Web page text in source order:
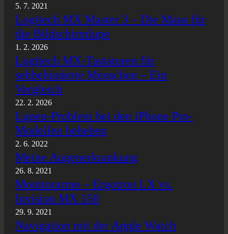
5. 7. 2021
Logitech MX Master 3 – Die Maus für
die Bildschirmlupe
1. 2. 2026
Logitech MX-Tastaturen für
sehbehinderte Menschen – Ein
Vergleich
22. 2. 2026
Lupen-Problem bei den iPhone Pro-
Modellen beheben
2. 6. 2022
Meine Augenerkrankung
26. 8. 2021
Monitorarme – Ergotron LX vs.
Invision MX 150
29. 9. 2021
Navigation mit der Apple Watch